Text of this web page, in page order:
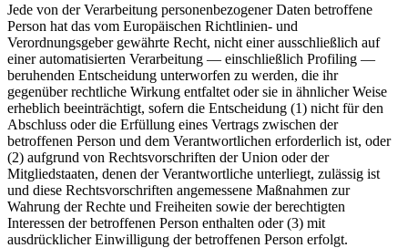
Jede von der Verarbeitung personenbezogener Daten betroffene
Person hat das vom Europäischen Richtlinien- und
Verordnungsgeber gewährte Recht, nicht einer ausschließlich auf
einer automatisierten Verarbeitung — einschließlich Profiling —
beruhenden Entscheidung unterworfen zu werden, die ihr
gegenüber rechtliche Wirkung entfaltet oder sie in ähnlicher Weise
erheblich beeinträchtigt, sofern die Entscheidung (1) nicht für den
Abschluss oder die Erfüllung eines Vertrags zwischen der
betroffenen Person und dem Verantwortlichen erforderlich ist, oder
(2) aufgrund von Rechtsvorschriften der Union oder der
Mitgliedstaaten, denen der Verantwortliche unterliegt, zulässig ist
und diese Rechtsvorschriften angemessene Maßnahmen zur
Wahrung der Rechte und Freiheiten sowie der berechtigten
Interessen der betroffenen Person enthalten oder (3) mit
ausdrücklicher Einwilligung der betroffenen Person erfolgt.